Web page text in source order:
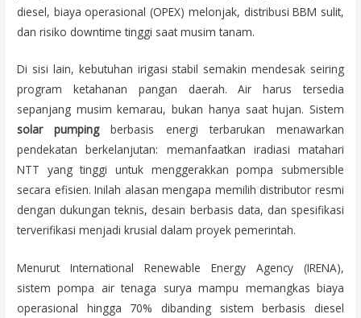
diesel, biaya operasional (OPEX) melonjak, distribusi BBM sulit,
dan risiko downtime tinggi saat musim tanam.
Di sisi lain, kebutuhan irigasi stabil semakin mendesak seiring
program ketahanan pangan daerah. Air harus tersedia
sepanjang musim kemarau, bukan hanya saat hujan. Sistem
solar pumpingberbasis energi terbarukan menawarkan
pendekatan berkelanjutan: memanfaatkan iradiasi matahari
NTT yang tinggi untuk menggerakkan pompa submersible
secara efisien. Inilah alasan mengapa memilih distributor resmi
dengan dukungan teknis, desain berbasis data, dan spesifikasi
terverifikasi menjadi krusial dalam proyek pemerintah.
Menurut International Renewable Energy Agency (IRENA),
sistem pompa air tenaga surya mampu memangkas biaya
operasional hingga 70% dibanding sistem berbasis diesel